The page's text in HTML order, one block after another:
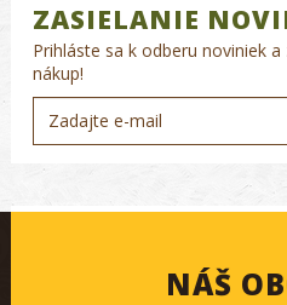
ZASIELANIE
Prihláste sa k odberu noviniek
nákup!
NÁŠ